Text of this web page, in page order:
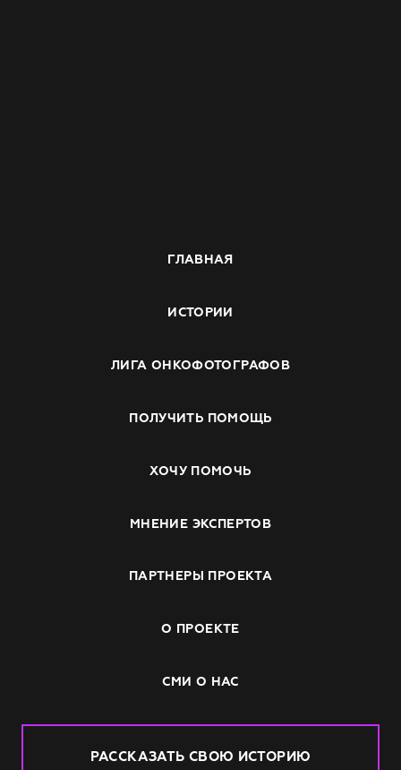
ГЛАВНАЯ
ИСТОРИИ
ЛИГА ОНКОФОТОГРАФОВ
ПОЛУЧИТЬ ПОМОЩЬ
ХОЧУ ПОМОЧЬ
МНЕНИЕ ЭКСПЕРТОВ
ПАРТНЕРЫ ПРОЕКТА
О ПРОЕКТЕ
СМИ О НАС
РАССКАЗАТЬ СВОЮ ИСТОРИЮ